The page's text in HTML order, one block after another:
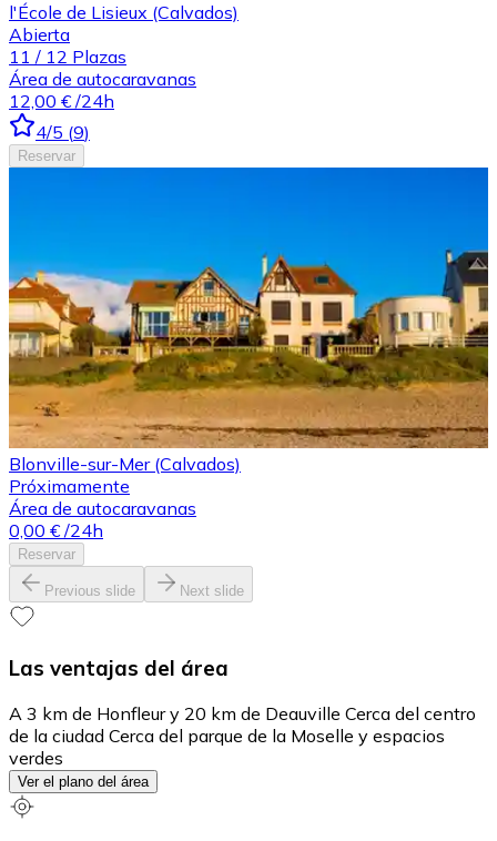
l'École de Lisieux (Calvados)
Abierta
11 / 12 Plazas
Área de autocaravanas
12,00 € /24h
4/5 (9)
Reservar
Blonville-sur-Mer (Calvados)
Próximamente
Área de autocaravanas
0,00 € /24h
Reservar
Previous slide Next slide
Las ventajas del área
A 3 km de Honfleur y 20 km de Deauville Cerca del centro
de la ciudad Cerca del parque de la Moselle y espacios
verdes
Ver el plano del área